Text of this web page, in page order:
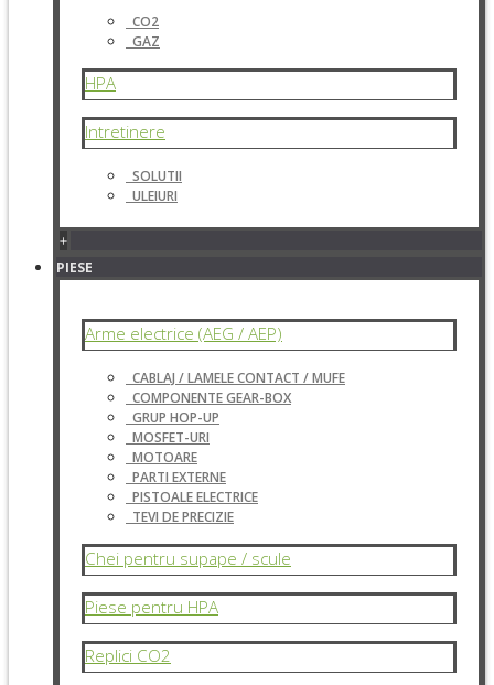
CO2
GAZ
HPA
Intretinere
SOLUTII
ULEIURI
+
PIESE
Arme electrice (AEG / AEP)
CABLAJ / LAMELE CONTACT / MUFE
COMPONENTE GEAR-BOX
GRUP HOP-UP
MOSFET-URI
MOTOARE
PARTI EXTERNE
PISTOALE ELECTRICE
TEVI DE PRECIZIE
Chei pentru supape / scule
Piese pentru HPA
Replici CO2